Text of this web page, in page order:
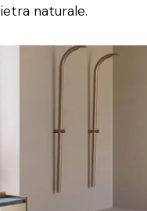
naturale.